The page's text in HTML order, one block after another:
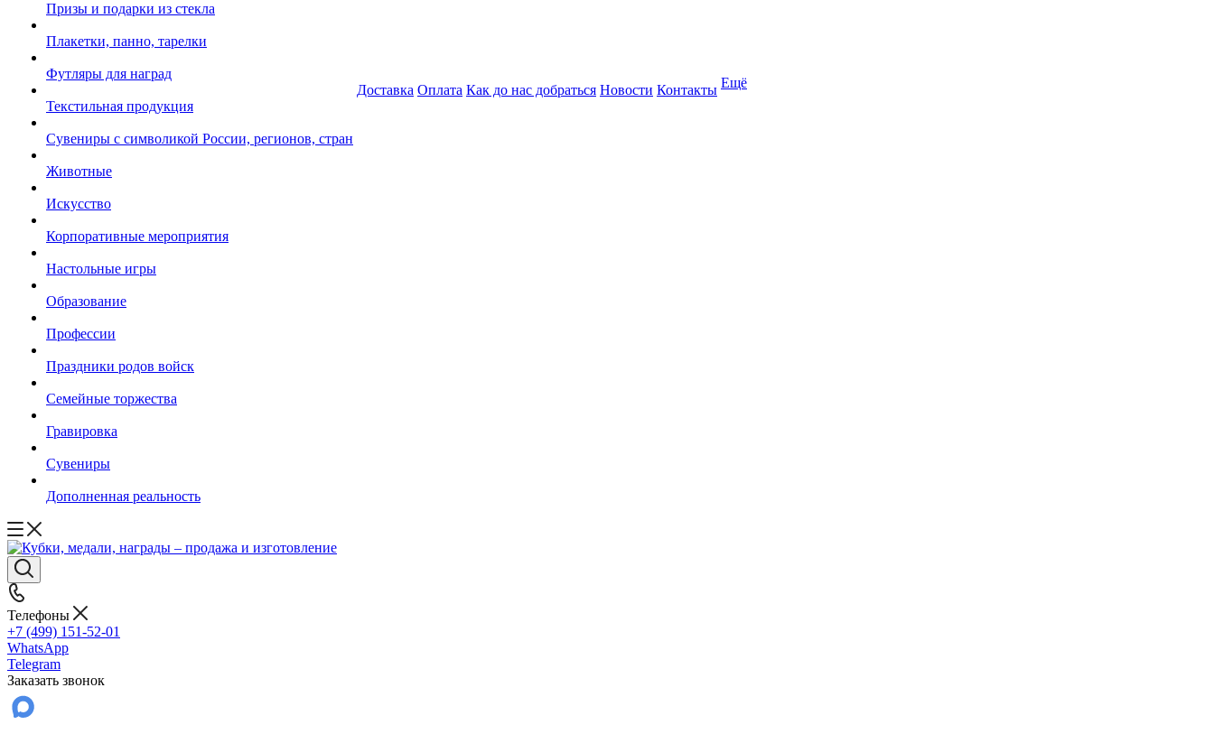
Призы и подарки из стекла
Плакетки, панно, тарелки
Футляры для наград
Текстильная продукция
Сувениры с символикой России, регионов, стран
Животные
Искусство
Корпоративные мероприятия
Настольные игры
Образование
Профессии
Праздники родов войск
Семейные торжества
Гравировка
Сувениры
Дополненная реальность
Доставка Оплата Как до нас добраться Новости Контакты Ещё
Телефоны
+7 (499) 151-52-01
WhatsApp
Telegram
Заказать звонок